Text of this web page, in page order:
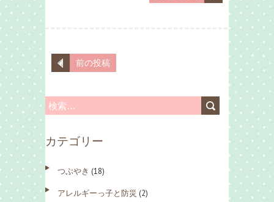
前の投稿
検
カテゴリー
つぶやき (18)
アレルギーっ子と防災 (2)